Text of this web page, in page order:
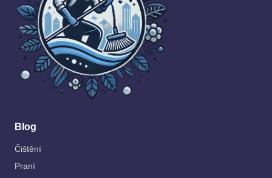
Blog
Čištění
Praní